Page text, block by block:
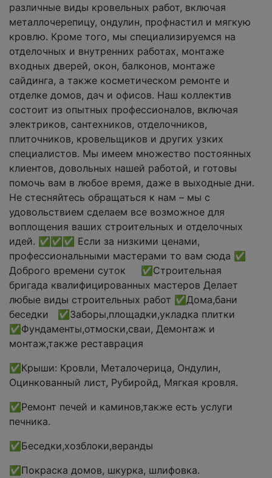
различные виды кровельных работ, включая
металлочерепицу, ондулин, профнастил и мягкую
кровлю. Кроме того, мы специализируемся на
отделочных и внутренних работах, монтаже
входных дверей, окон, балконов, монтаже
сайдинга, а также косметическом ремонте и
отделке домов, дач и офисов. Наш коллектив
состоит из опытных профессионалов, включая
электриков, сантехников, отделочников,
плиточников, кровельщиков и других узких
специалистов. Мы имеем множество постоянных
клиентов, довольных нашей работой, и готовы
помочь вам в любое время, даже в выходные дни.
Не стесняйтесь обращаться к нам – мы с
удовольствием сделаем все возможное для
воплощения ваших строительных и отделочных
идей. ✅✅✅ Если за низкими ценами,
профессиональными мастерами то вам сюда ✅
Доброго времени суток ✅Строительная
бригада квалифицированных мастеров Делает
любые виды строительных работ ✅Дома,бани
беседки ✅Заборы,площадки,укладка плитки
✅Фундаменты,отмоски,сваи, Демонтаж и
монтаж,также реставрация
✅Крыши: Кровли, Металочерица, Ондулин,
Оцинкованный лист, Рубиройд, Мягкая кровля.
✅Ремонт печей и каминов,также есть услуги
печника.
✅Беседки,хозблоки,веранды
✅Покраска домов, шкурка, шлифовка.